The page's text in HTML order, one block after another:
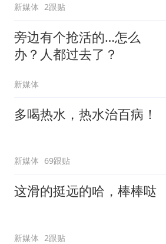
新媒体 2跟贴
旁边有个抢活的…怎么
办？人都过去了？
新媒体
多喝热水，热水治百病！
新媒体 69跟贴
这滑的挺远的哈，棒棒哒
新媒体 2跟贴